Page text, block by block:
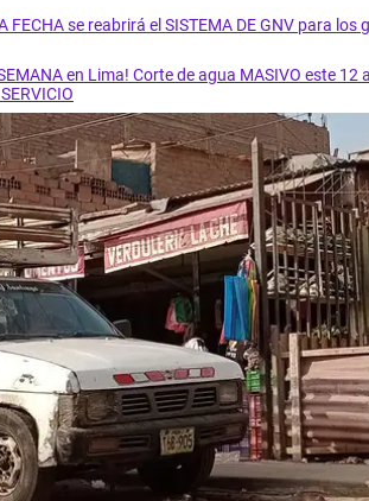
FECHA se reabrirá el SISTEMA DE GNV para
en Lima! Corte de agua MASIVO este 12